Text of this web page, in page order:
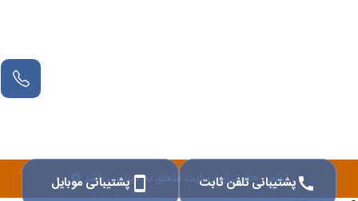
تمامی حقوق این سایت متعلق به دینا می باشد © callپشتیبانی تلفن ثابت smartphoneپشتیبانی موبایل